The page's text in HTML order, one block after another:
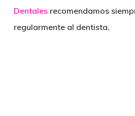
Dentalesrecomendamos
regularmente al dentista.